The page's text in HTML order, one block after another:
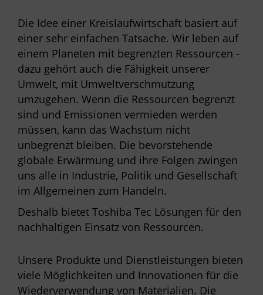
Die Idee einer Kreislaufwirtschaft basiert auf
einer sehr einfachen Tatsache. Wir leben auf
einem Planeten mit begrenzten Ressourcen -
dazu gehört auch die Fähigkeit unserer
Umwelt, mit Umweltverschmutzung
umzugehen. Wenn die Ressourcen begrenzt
sind und Emissionen vermieden werden
müssen, kann das Wachstum nicht
unbegrenzt bleiben. Die bevorstehende
globale Erwärmung und ihre Folgen zwingen
uns alle in Industrie, Politik und Gesellschaft
im Allgemeinen zum Handeln.
Deshalb bietet Toshiba Tec Lösungen für den
nachhaltigen Einsatz von Ressourcen.
Unsere Produkte und Dienstleistungen bieten
viele Möglichkeiten und Innovationen für die
Wiederverwendung von Materialien. Die